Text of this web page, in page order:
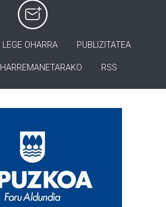
LEGE OHARRA PUBLIZITATEA
HARREMANETARAKO RSS